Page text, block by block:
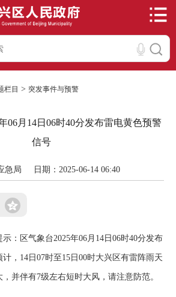
栏目 > 突发事件与预警
06月14日06时40分发布雷电黄色预警
信号
急局 日期：2025-06-14 06:40
区气象台2025年06月14日06时40分发布
，14日07时至15日00时大兴区有雷阵雨天
并伴有7级左右短时大风，请注意防范。